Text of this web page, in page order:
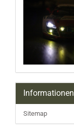
Informationen
Sitemap